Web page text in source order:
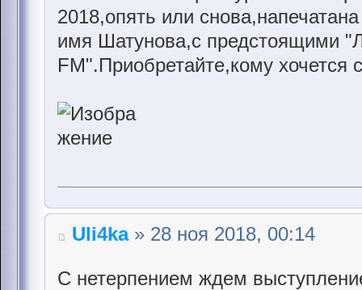
2018,опять или
имя Шатунова,с предстоящими
FM".Приобретайте,кому хочется
Uli4ka» 28 ноя 2018, 00:14
С нетерпением ждем